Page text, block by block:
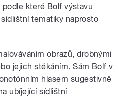
které Bolf výstavu
tematiky naprosto
obrazů, drobnými
jejich stékáním. Sám Bolf v
hlasem sugestivně
ubíjející sídlištní